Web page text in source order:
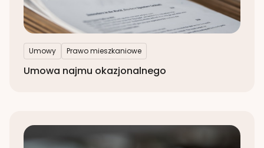
Umowy Prawo mieszkaniowe
Umowa najmu okazjonalnego